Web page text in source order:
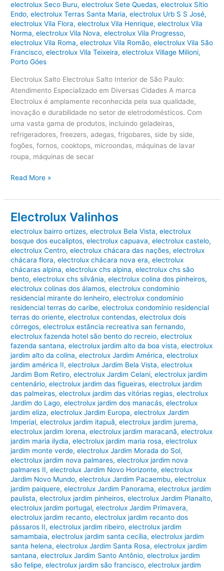
electrolux Seco Buru,electrolux Sete Quedas,electrolux Sítio
Endo,electrolux Terras Santa Maria,electrolux Urb S S José,
electrolux Vila Flora,electrolux Vila Henrique,electrolux Vila
Norma,electrolux Vila Nova,electrolux Vila Progresso,
electrolux Vila Roma,electrolux Vila Romão,electrolux Vila São
Francisco,electrolux Vila Teixeira,electrolux Village Milioni,
Porto Góes
Electrolux Salto Electrolux Salto Interior de São Paulo:
Atendimento Especializado em Diversas Cidades A marca
Electrolux é amplamente reconhecida pela sua qualidade,
inovação e durabilidade no setor de eletrodomésticos. Com
uma vasta gama de produtos, incluindo geladeiras,
refrigeradores, freezers, adegas, frigobares, side by side,
fogões, fornos, cooktops, microondas, máquinas de lavar
roupa, máquinas de secar
Electrolux
Read More »
Electrolux Valinhos
electrolux bairro ortizes,electrolux Bela Vista,electrolux
bosque dos eucaliptos,electrolux capuava,electrolux castelo,
electrolux Centro,electrolux chácara das nações,electrolux
chácara flora,electrolux chácara nova era,electrolux
chácaras alpina,electrolux chs alpina,electrolux chs são
bento,electrolux chs silvânia,electrolux colina dos pinheiros,
electrolux colinas dos álamos,electrolux condomínio
residencial mirante do lenheiro,electrolux condomínio
residencial terras do caribe,electrolux condomínio residencial
terras do oriente,electrolux contendas,electrolux dois
córregos,electrolux estância recreativa san fernando,
electrolux fazenda hotel são bento do recreio,electrolux
fazenda santana,electrolux jardim alto da boa vista,electrolux
jardim alto da colina,electrolux Jardim América,electrolux
jardim américa II,electrolux Jardim Bela Vista,electrolux
Jardim Bom Retiro,electrolux Jardim Celani,electrolux jardim
centenário,electrolux jardim das figueiras,electrolux jardim
das palmeiras,electrolux jardim das vitórias regias,electrolux
Jardim do Lago,electrolux jardim dos manacás,electrolux
jardim eliza,electrolux Jardim Europa,electrolux Jardim
Imperial,electrolux jardim itapuã,electrolux jardim jurema,
electrolux jardim lorena,electrolux jardim maracanã,electrolux
jardim maria ilydia,electrolux jardim maria rosa,electrolux
jardim monte verde,electrolux Jardim Morada do Sol,
electrolux jardim nova palmares,electrolux jardim nova
palmares II,electrolux Jardim Novo Horizonte,electrolux
Jardim Novo Mundo,electrolux Jardim Pacaembu,electrolux
jardim paiquere,electrolux Jardim Panorama,electrolux jardim
paulista,electrolux jardim pinheiros,electrolux Jardim Planalto,
electrolux jardim portugal,electrolux Jardim Primavera,
electrolux jardim recanto,electrolux jardim recanto dos
pássaros II,electrolux jardim ribeiro,electrolux jardim
samambaia,electrolux jardim santa cecília,electrolux jardim
santa helena,electrolux Jardim Santa Rosa,electrolux jardim
santana,electrolux Jardim Santo Antônio,electrolux jardim
são felipe,electrolux jardim são francisco,electrolux jardim